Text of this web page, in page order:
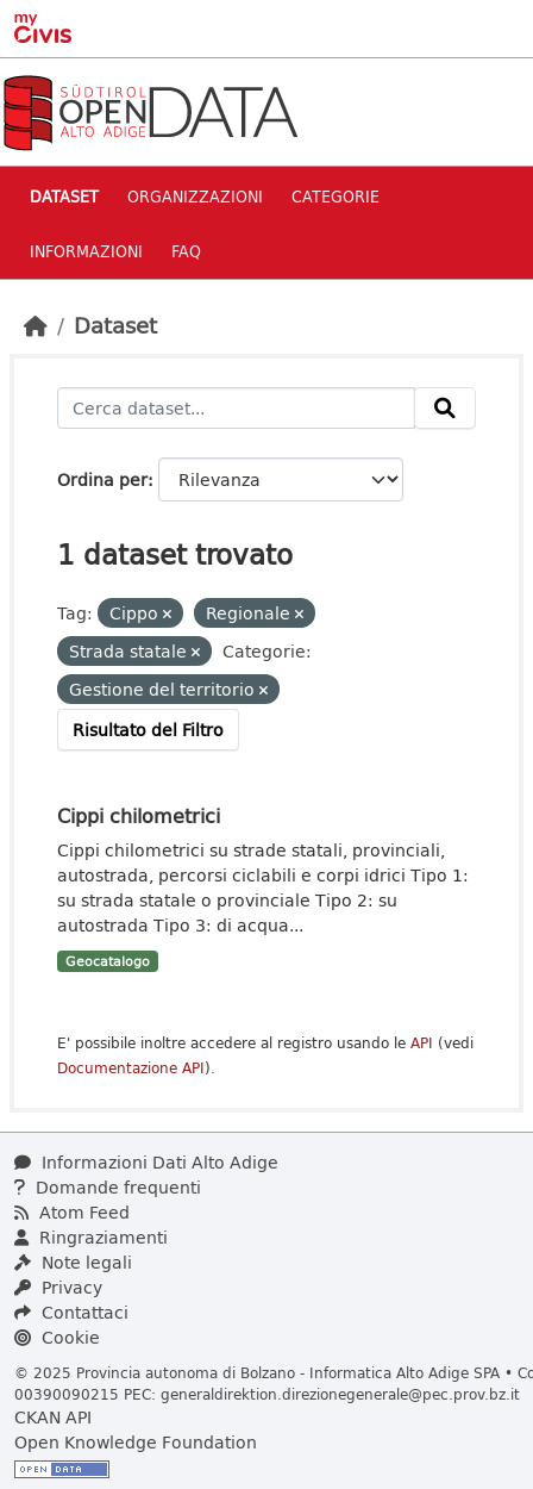
Skip to main content
DATASET ORGANIZZAZIONI CATEGORIE
INFORMAZIONI FAQ
Dataset
Ordina per
1 dataset trovato
Tag: Cippo
Regionale
Strada statale
Categorie:
Gestione del territorio
Risultato del Filtro
Cippi chilometrici
Cippi chilometrici su strade statali, provinciali,
autostrada, percorsi ciclabili e corpi idrici Tipo 1:
su strada statale o provinciale Tipo 2: su
autostrada Tipo 3: di acqua...
Geocatalogo
E' possibile inoltre accedere al registro usando le API (vedi
Documentazione API).
Informazioni Dati Alto Adige
Domande frequenti
Atom Feed
Ringraziamenti
Note legali
Privacy
Contattaci
Cookie
© 2025 Provincia autonoma di Bolzano - Informatica Alto Adige SPA •
00390090215 PEC: generaldirektion.direzionegenerale@pec.prov.bz.it
CKAN API
Open Knowledge Foundation